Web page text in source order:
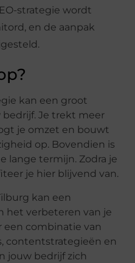
strategie wordt
en de aanpak
kan een groot
Je trekt meer
je omzet en bouwt
op. Bovendien is
lange termijn. Zodra je
je hier blijvend van.
kan een
het verbeteren van je
een combinatie van
contentstrategieën en
jouw bedrijf zich